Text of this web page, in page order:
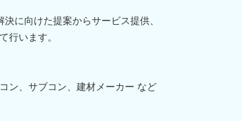
に向けた提案からサービス提供、
います。
ン、サブコン、建材メーカー など